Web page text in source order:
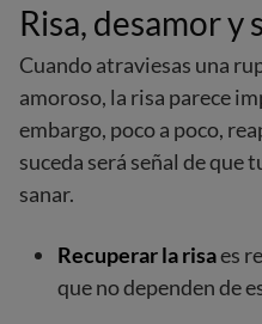
Risa, desamor y
Cuando atraviesas una
amoroso, la risa parece
embargo, poco a poco,
suceda será señal de que
sanar.
Recuperar la risaes
que no dependen de